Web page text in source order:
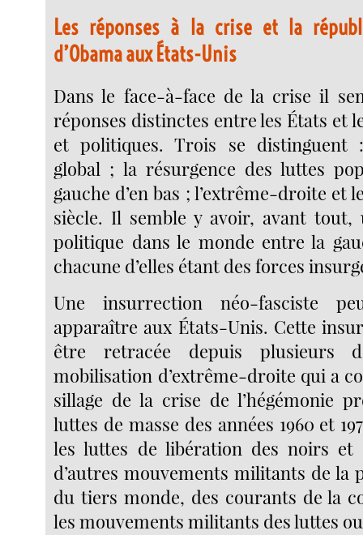
Les réponses à la crise et la
d’Obama aux États-Unis
Dans le face-à-face de la crise il
réponses distinctes entre les États et
et politiques. Trois se distinguent
global ; la résurgence des luttes
gauche d’en bas ; l’extrême-droite et
siècle. Il semble y avoir, avant tout,
politique dans le monde entre la
chacune d’elles étant des forces
Une insurrection néo-fasciste
apparaître aux États-Unis. Cette
être retracée depuis plusieurs
mobilisation d’extrême-droite qui a
sillage de la crise de l’hégémonie
luttes de masse des années 1960 et
les luttes de libération des noirs et
d’autres mouvements militants de la
du tiers monde, des courants de la
les mouvements militants des luttes